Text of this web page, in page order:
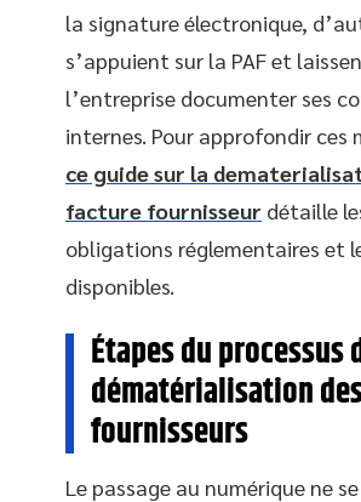
la signature électronique,
s’appuient sur la PAF et
l’entreprise documenter ses
internes. Pour approfondir ces
ce guide sur la
facture fournisseur détaille
obligations réglementaires et
disponibles.
Étapes du processus
dématérialisation
fournisseurs
Le passage au numérique ne